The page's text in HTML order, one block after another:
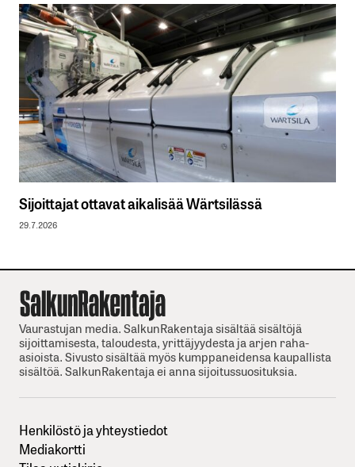
Sijoittajat ottavat aikalisää Wärtsilässä
29.7.2026
Vaurastujan media. SalkunRakentaja sisältää sisältöjä
sijoittamisesta, taloudesta, yrittäjyydesta ja arjen raha-
asioista. Sivusto sisältää myös kumppaneidensa kaupallista
sisältöä. SalkunRakentaja ei anna sijoitussuosituksia.
Henkilöstö ja yhteystiedot
Mediakortti